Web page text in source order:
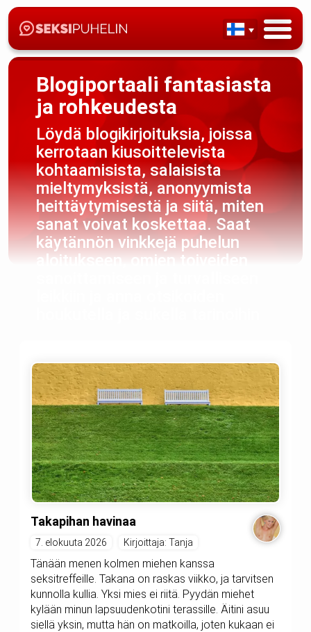
Blogiportaali fantasiasta
ja rohkeudesta
Löydä blogikirjoituksia, joissa
kerrotaan kiusoittelevista
kohtaamisista, salaisista
mieltymyksistä, anonyymista
heittäytymisestä ja siitä, miten
sanat voivat koskettaa. Saat
käytännön vinkkejä puhelun
aloitukseen, omien toiveiden
Takapihan havinaa
7. elokuuta 2026 Kirjoittaja: Tanja
Tänään menen kolmen miehen kanssa
seksitreffeille. Takana on raskas viikko, ja tarvitsen
kunnolla kullia. Yksi mies ei riitä. Pyydän miehet
kylään minun lapsuudenkotini terassille. Äitini asuu
siellä yksin, mutta hän on matkoilla, joten kukaan ei